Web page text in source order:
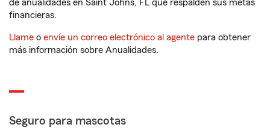
de anualidades en Saint Johns, FL que respalden sus metas
financieras.
Llame o envíe un correo electrónico al agente para obtener
más información sobre Anualidades.
Seguro para mascotas